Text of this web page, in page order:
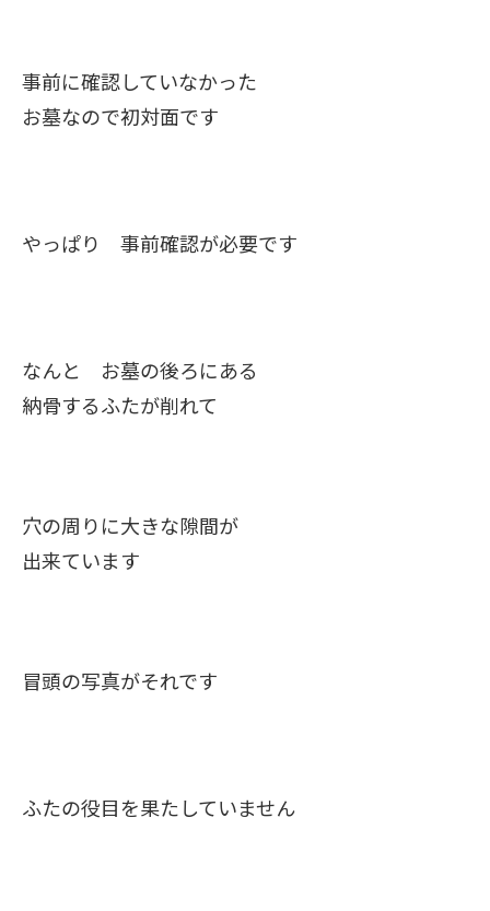
事前に確認していなかった
お墓なので初対面です
やっぱり 事前確認が必要です
なんと お墓の後ろにある
納骨するふたが削れて
穴の周りに大きな隙間が
出来ています
冒頭の写真がそれです
ふたの役目を果たしていません